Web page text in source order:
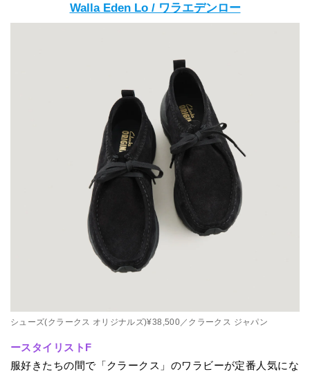
Walla Eden Lo / ワラエデンロー
シューズ(クラークス オリジナルズ)¥38,500／クラークス ジャパン
ースタイリストF
服好きたちの間で「クラークス」のワラビーが定番人気にな